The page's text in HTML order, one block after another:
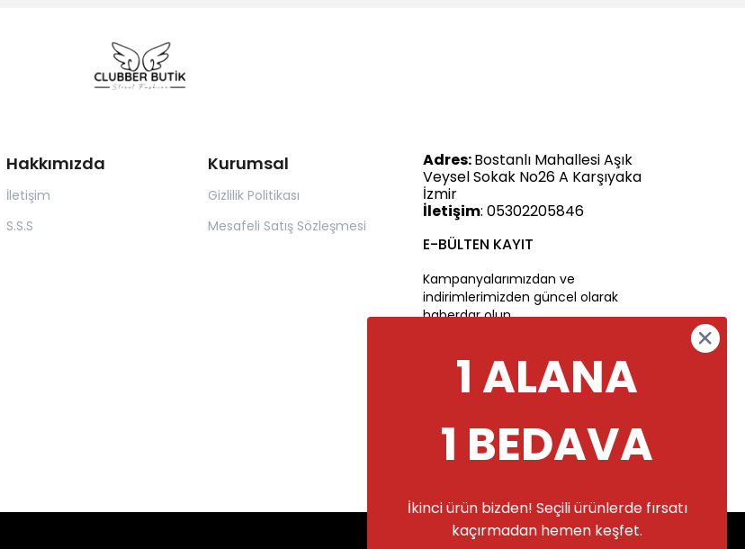
Alışveriş deneyiminizi iyileştirmek için
yasal düzenlemelere uygun çerezler
Hakkımızda
İletişim
S.S.S
Kurumsal
Gizlilik Politikası
Mesafeli Satış Sözleşmesi
Adres:Bostanlı Mahallesi Aşık
Veysel Sokak No26 A Karşıyaka
İzmir
İletişim: 05302205846
E-BÜLTEN KAYIT
Kampanyalarımızdan ve
indirimlerimizden güncel olarak
haberdar olun.
1 ALANA
1 BEDAVA
İkinci ürün bizden! Seçili ürünlerde fırsatı
kaçırmadan hemen keşfet.